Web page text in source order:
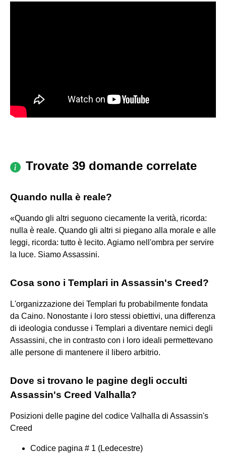
Trovate 39 domande correlate
Quando nulla è reale?
«Quando gli altri seguono ciecamente la verità, ricorda:
nulla è reale. Quando gli altri si piegano alla morale e alle
leggi, ricorda: tutto è lecito. Agiamo nell'ombra per servire
la luce. Siamo Assassini.
Cosa sono i Templari in Assassin's Creed?
L'organizzazione dei Templari fu probabilmente fondata
da Caino. Nonostante i loro stessi obiettivi, una differenza
di ideologia condusse i Templari a diventare nemici degli
Assassini, che in contrasto con i loro ideali permettevano
alle persone di mantenere il libero arbitrio.
Dove si trovano le pagine degli occulti
Assassin's Creed Valhalla?
Posizioni delle pagine del codice Valhalla di Assassin's
Creed
Codice pagina # 1 (Ledecestre)